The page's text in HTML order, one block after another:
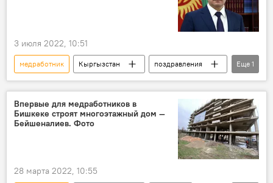
3 июля 2022, 10:51
медработник Кыргызстан
поздравления
Садыр Жапаров
Еще 1
Впервые для медработников в
Бишкеке строят многоэтажный дом —
Бейшеналиев. Фото
28 марта 2022, 10:55